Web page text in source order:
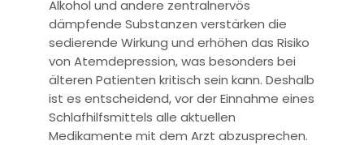
Alkohol und andere zentralnervös
dämpfende Substanzen verstärken die
sedierende Wirkung und erhöhen das Risiko
von Atemdepression, was besonders bei
älteren Patienten kritisch sein kann. Deshalb
ist es entscheidend, vor der Einnahme eines
Schlafhilfsmittels alle aktuellen
Medikamente mit dem Arzt abzusprechen.